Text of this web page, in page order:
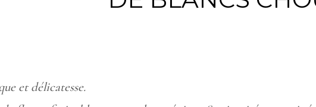
et délicatesse.